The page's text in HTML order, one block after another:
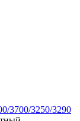
3700/3250/3290